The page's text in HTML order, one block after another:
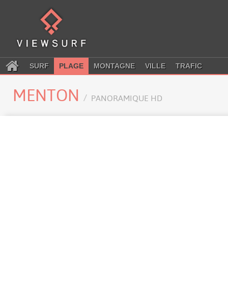
SURF PLAGE MONTAGNE VILLE TRAFIC
MENTON PANORAMIQUE HD